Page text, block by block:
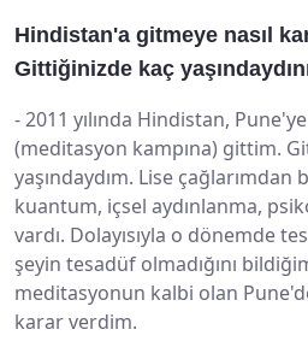
Hindistan'a gitmeye nasıl
Gittiğinizde kaç
-2011 yılında Hindistan,
(meditasyon kampına) gittim.
yaşındaydım. Lise
kuantum, içsel aydınlanma,
vardı. Dolayısıyla o dönemde
şeyin tesadüf olmadığını
meditasyonun kalbi olan
karar verdim.